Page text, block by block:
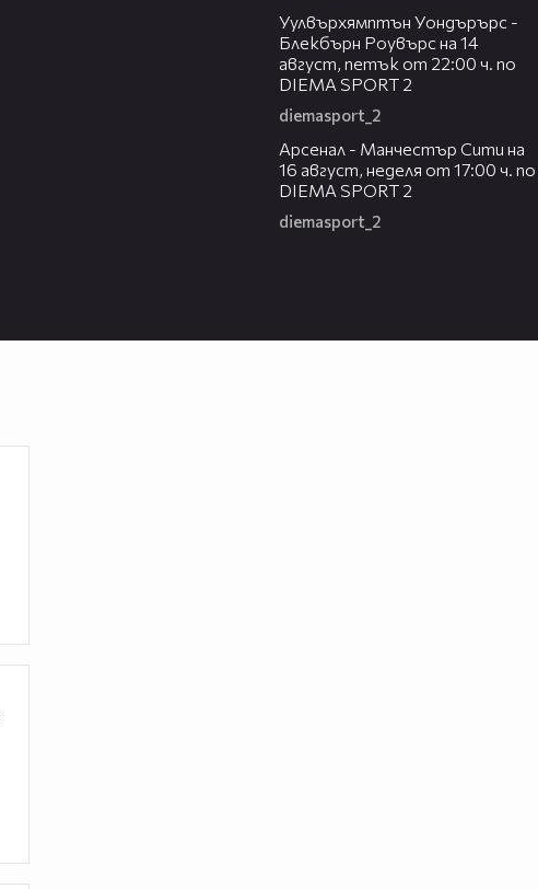
Уулвърхямптън Уондърърс -
Блекбърн Роувърс на 14
август, петък от 22:00 ч. по
DIEMA SPORT 2
diemasport_2
Арсенал - Манчестър Сити на
16 август, неделя от 17:00 ч. по
DIEMA SPORT 2
diemasport_2